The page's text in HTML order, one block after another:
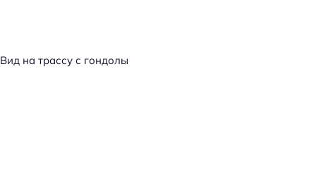
Вид на трассу с гондолы